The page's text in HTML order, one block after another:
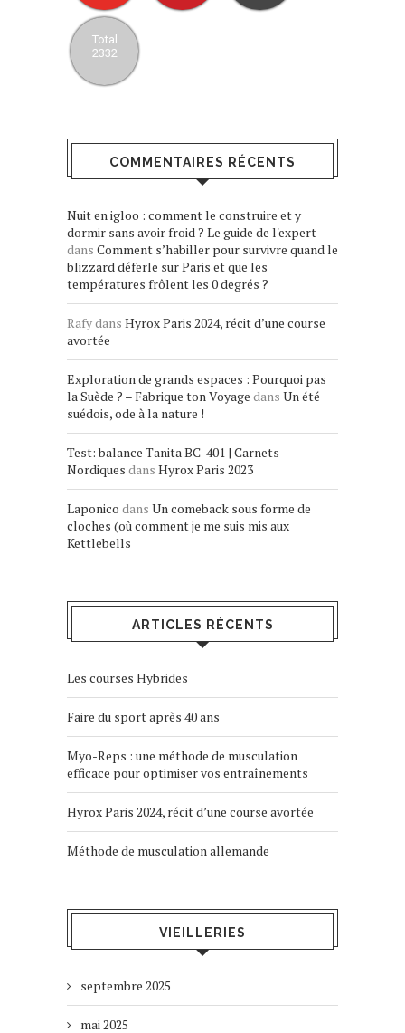
Total
2332
COMMENTAIRES RÉCENTS
Nuit en igloo : comment le construire et y
dormir sans avoir froid ? Le guide de l'expert
dans Comment s’habiller pour survivre quand le
blizzard déferle sur Paris et que les
températures frôlent les 0 degrés ?
Rafydans Hyrox Paris 2024, récit d’une course
avortée
Exploration de grands espaces : Pourquoi pas
la Suède ? – Fabrique ton Voyage dans Un été
suédois, ode à la nature !
Test: balance Tanita BC-401 | Carnets
Nordiques dans Hyrox Paris 2023
Laponico dans Un comeback sous forme de
cloches (où comment je me suis mis aux
Kettlebells
ARTICLES RÉCENTS
Les courses Hybrides
Faire du sport après 40 ans
Myo-Reps : une méthode de musculation
efficace pour optimiser vos entraînements
Hyrox Paris 2024, récit d’une course avortée
Méthode de musculation allemande
VIEILLERIES
septembre 2025
mai 2025